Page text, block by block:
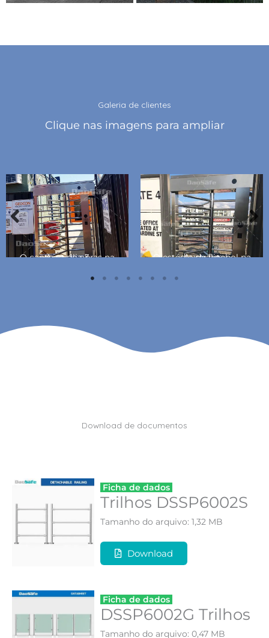
Galeria de clientes
Clique nas imagens para ampliar
O canteiro de obras na Austrália 3 O estádio de futebol na Austrália
Download de documentos
Ficha de dados
Trilhos DSSP6002S
Tamanho do arquivo: 1,32 MB
Download
Ficha de dados
DSSP6002G Trilhos
Tamanho do arquivo: 0,47 MB